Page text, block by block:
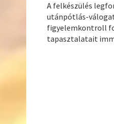
A felkészülés
utánpótlás-
figyelemkontroll
tapasztalatait